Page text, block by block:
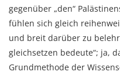
gegenüber „den“
fühlen sich gleich
und breit darüber zu
gleichsetzen bedeute“; ja,
Grundmethode der